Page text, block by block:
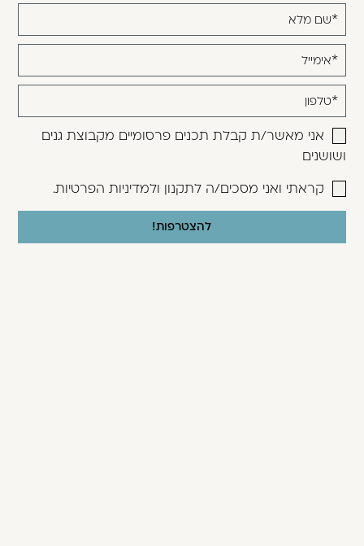
אנא
מלאו
את
טופס
הצטרפו
למועדון
החברים
של
אני מאשר/ת קבלת תכנים פרסומיים מקבוצת גנים
ושושנים
קראתי ואני מסכים/ה לתקנון ולמדיניות הפרטיות.